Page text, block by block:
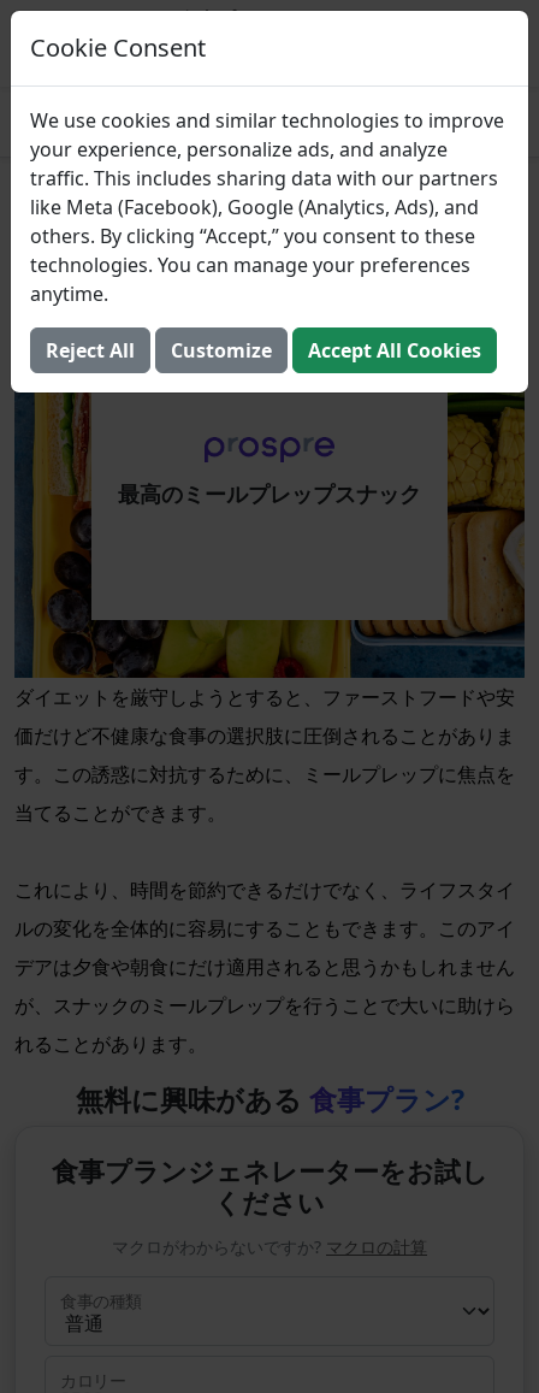
Prospre: 食事プランナー
マクロに基づいた食事計画
最高のミールプレップスナック
2023年10月23日 （更新しました： 2025年8月2日）
最高のミールプレップスナック
ダイエットを厳守しようとすると、ファーストフードや安
価だけど不健康な食事の選択肢に圧倒されることがありま
す。この誘惑に対抗するために、ミールプレップに焦点を
当てることができます。
これにより、時間を節約できるだけでなく、ライフスタイ
ルの変化を全体的に容易にすることもできます。このアイ
デアは夕食や朝食にだけ適用されると思うかもしれません
が、スナックのミールプレップを行うことで大いに助けら
れることがあります。
無料に興味がある 食事プラン?
食事プランジェネレーターをお試し
ください
マクロがわからないですか? マクロの計算
食事の種類
カロリー
Cookie Consent
We use cookies and similar technologies to improve
your experience, personalize ads, and analyze
traffic. This includes sharing data with our partners
like Meta (Facebook), Google (Analytics, Ads), and
others. By clicking “Accept,” you consent to these
technologies. You can manage your preferences
anytime.
Reject All Customize Accept All Cookies